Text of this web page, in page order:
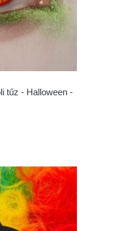
tűz - Halloween -